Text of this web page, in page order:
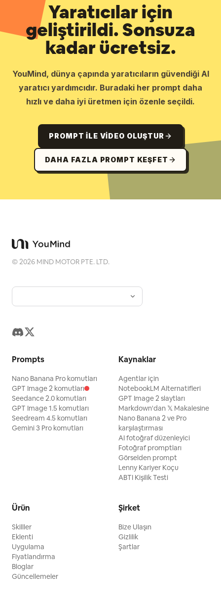
Yaratıcılar için
geliştirildi. Sonsuza
kadar ücretsiz.
YouMind, dünya çapında yaratıcıların güvendiği AI
yaratıcı yardımcıdır. Buradaki her prompt daha
hızlı ve daha iyi üretmen için özenle seçildi.
PROMPT ILE VIDEO OLUŞTUR
DAHA FAZLA PROMPT KEŞFET
©2026 MIND MOTOR PTE. LTD.
Prompts
Nano Banana Pro komutları
GPT Image 2 komutları
Seedance 2.0 komutları
GPT Image 1.5 komutları
Seedream 4.5 komutları
Gemini 3 Pro komutları
Kaynaklar
Agentlar için
NotebookLM Alternatifleri
GPT Image 2 slaytları
Markdown'dan 𝕏 Makalesine
Nano Banana 2 ve Pro
karşılaştırması
AI fotoğraf düzenleyici
Fotoğraf promptları
Görselden prompt
Lenny Kariyer Koçu
ABTI Kişilik Testi
Ürün
Skilller
Eklenti
Uygulama
Fiyatlandırma
Bloglar
Güncellemeler
Şirket
Bize Ulaşın
Gizlilik
Şartlar